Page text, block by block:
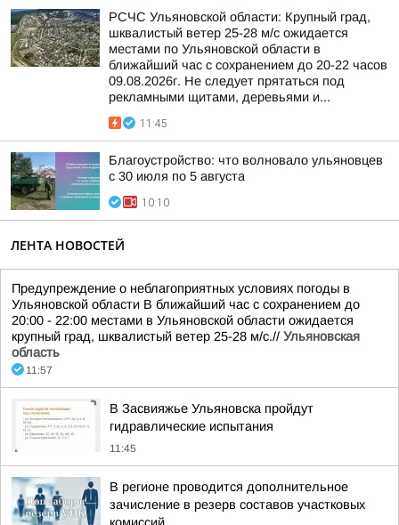
РСЧС Ульяновской области: Крупный град,
шквалистый ветер 25-28 м/с ожидается
местами по Ульяновской области в
ближайший час с сохранением до 20-22 часов
09.08.2026г. Не следует прятаться под
рекламными щитами, деревьями и...
11:45
Благоустройство: что волновало ульяновцев
с 30 июля по 5 августа
10:10
ЛЕНТА НОВОСТЕЙ
Предупреждение о неблагоприятных условиях погоды в
Ульяновской области В ближайший час с сохранением до
20:00 - 22:00 местами в Ульяновской области ожидается
крупный град, шквалистый ветер 25-28 м/с.// Ульяновская
область
11:57
В Засвияжье Ульяновска пройдут
гидравлические испытания
11:45
В регионе проводится дополнительное
зачисление в резерв составов участковых